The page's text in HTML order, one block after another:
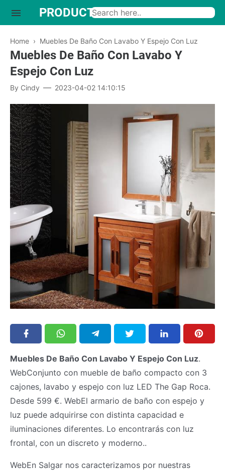
Home › Muebles De Baño Con Lavabo Y Espejo Con Luz
Muebles De Baño Con Lavabo Y
Espejo Con Luz
By Cindy 2023-04-02 14:10:15
Muebles De Baño Con Lavabo Y Espejo Con Luz.
WebConjunto con mueble de baño compacto con 3
cajones, lavabo y espejo con luz LED The Gap Roca.
Desde 599 €. WebEl armario de baño con espejo y
luz puede adquirirse con distinta capacidad e
iluminaciones diferentes. Lo encontrarás con luz
frontal, con un discreto y moderno..
WebEn Salgar nos caracterizamos por nuestras